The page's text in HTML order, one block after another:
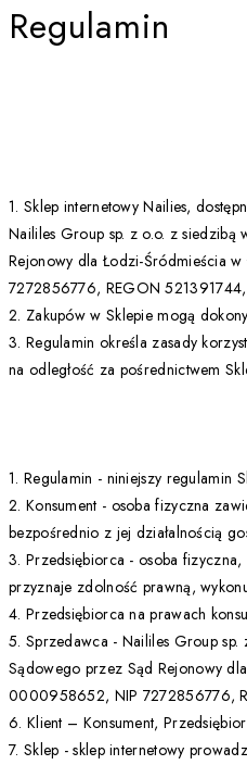
Regulamin
1. Sklep internetowy Nailies,
Naililes Group sp. z o.o. z siedzibą
Rejonowy dla Łodzi-Śródmieścia
7272856776, REGON 521391744,
2. Zakupów w Sklepie mogą
3. Regulamin określa zasady
na odległość za pośrednictwem
1. Regulamin - niniejszy regulamin
2. Konsument - osoba fizyczna
bezpośrednio z jej działalnością
3. Przedsiębiorca - osoba
przyznaje zdolność prawną,
4. Przedsiębiorca na prawach
5. Sprzedawca - Naililes Group sp.
Sądowego przez Sąd Rejonowy
0000958652, NIP 7272856776,
6. Klient – Konsument,
7. Sklep - sklep internetowy